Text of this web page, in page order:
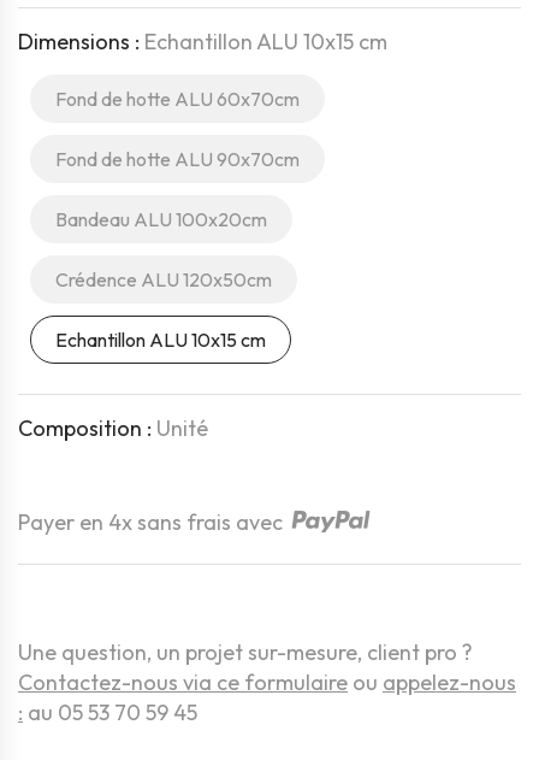
Dimensions : Echantillon ALU 10x15 cm
Fond de hotte ALU 60x70cm
Fond de hotte ALU 90x70cm
Bandeau ALU 100x20cm
Crédence ALU 120x50cm
Echantillon ALU 10x15 cm
Composition : Unité
Payer en 4x sans frais avec
Une question, un projet sur-mesure, client pro ?
Contactez-nous via ce formulaire ou appelez-nous
: au 05 53 70 59 45